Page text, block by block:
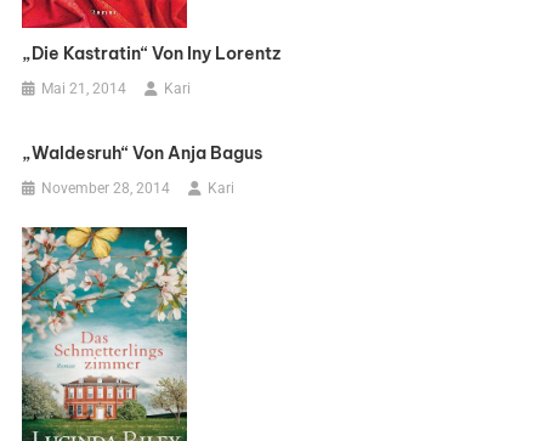
„Die Kastratin“ Von Iny Lorentz
Mai 21, 2014 Kari
„Waldesruh“ Von Anja Bagus
November 28, 2014 Kari